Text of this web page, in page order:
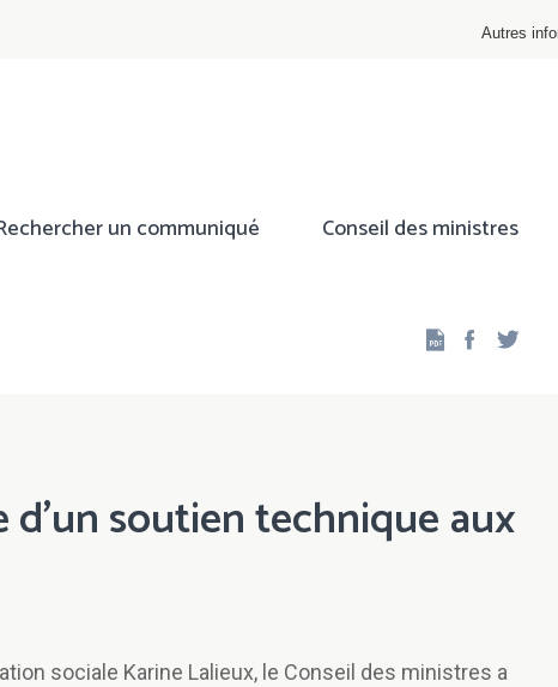
Autres
un communiqué Conseil des ministres
soutien technique aux
sociale Karine Lalieux, le Conseil des ministres a